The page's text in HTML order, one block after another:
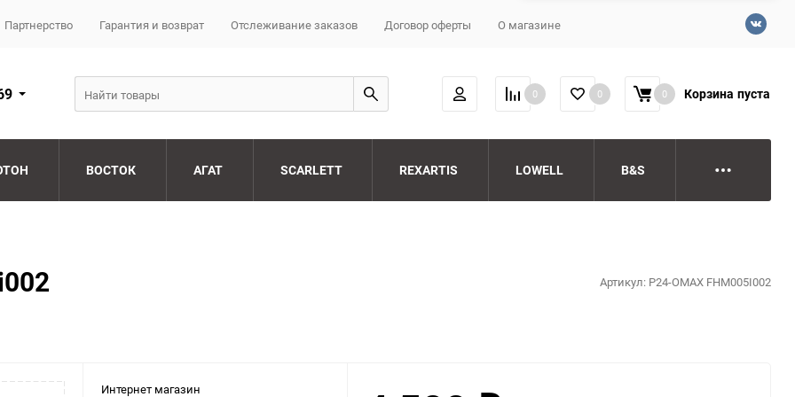
Партнерство Гарантия и возврат Отслеживание заказов Договор оферты О магазине
0 0 0 Корзина пуста
ВОСТОК АГАТ SCARLETT REXARTIS LOWELL B&S
Артикул: P24-OMAX FHM005I002
Интернет магазин